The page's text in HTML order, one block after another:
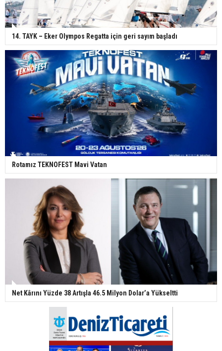
14. TAYK – Eker Olympos Regatta için geri sayım başladı
Rotamız TEKNOFEST Mavi Vatan
Net Kârını Yüzde 38 Artışla 46.5 Milyon Dolar’a Yükseltti